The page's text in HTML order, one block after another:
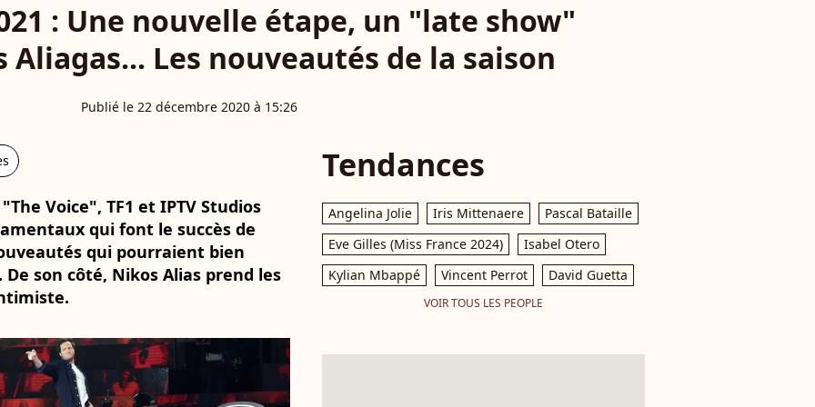
: Une nouvelle étape, un "late show"
Aliagas... Les nouveautés de la saison
Publié le 22 décembre 2020 à 15:26
Voice", TF1 et IPTV Studios
qui font le succès de
qui pourraient bien
son côté, Nikos Alias prend les
Tendances
Angelina Jolie Iris Mittenaere
Pascal Bataille
Eve Gilles (Miss France 2024)
Isabel Otero
Kylian Mbappé
Vincent Perrot David Guetta
VOIR TOUS LES PEOPLE